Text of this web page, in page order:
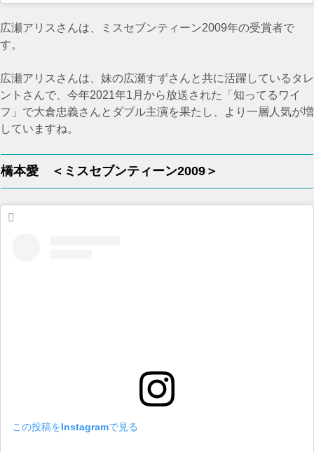
広瀬アリスさんは、ミスセブンティーン2009年の受賞者で
す。
広瀬アリスさんは、妹の広瀬すずさんと共に活躍しているタレ
ントさんで、今年2021年1月から放送された「知ってるワイ
フ」で大倉忠義さんとダブル主演を果たし、より一層人気が増
していますね。
橋本愛 ＜ミスセブンティーン2009＞
この投稿をInstagramで見る